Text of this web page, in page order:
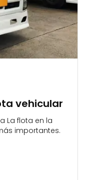
vehicular
La flota en la
importantes.